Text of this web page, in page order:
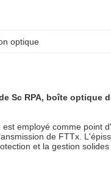
optique
Sc RPA, boîte optique
employé comme point
de FTTx.
et la gestion